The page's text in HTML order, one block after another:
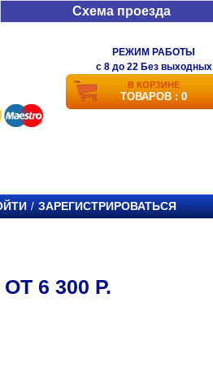
Схема проезда
РЕЖИМ РАБОТЫ
c 8 до 22 Без выходных
В КОРЗИНЕ
ТОВАРОВ : 0
/ ЗАРЕГИСТРИРОВАТЬСЯ
6 300 Р.